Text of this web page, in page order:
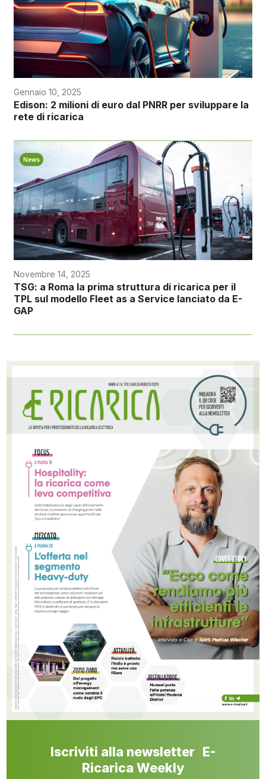
Gennaio 10, 2025
Edison: 2 milioni di euro dal PNRR per sviluppare la
rete di ricarica
News
Novembre 14, 2025
TSG: a Roma la prima struttura di ricarica per il
TPL sul modello Fleet as a Service lanciato da E-
GAP
Iscriviti alla newsletter E-
Ricarica Weekly